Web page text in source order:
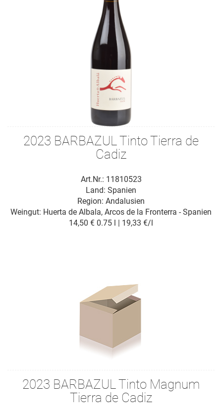
2023 BARBAZUL Tinto Tierra de
Cadiz
Art.Nr.: 11810523
Region: Andalusien
Weingut: Huerta de Albala, Arcos de la Fronterra - Spanien
Land: Spanien
14,50 € 0.75 l | 19,33 €/l
2023 BARBAZUL Tinto Magnum
Tierra de Cadiz